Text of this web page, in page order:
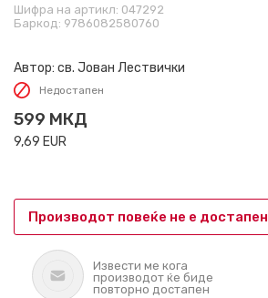
Шифра на артикл: 047292
Баркод: 9786082580760
Автор: св. Јован Лествички
Недостапен
599 МКД
9,69 EUR
Производот повеќе не е достапен
Извести ме кога
производот ќе биде
повторно достапен